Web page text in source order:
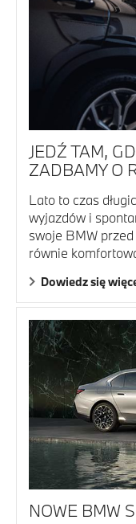
JEDŹ TAM,
ZADBAMY O
Lato to czas
wyjazdów i
swoje BMW
równie
Dowiedz się
NOWE BMW